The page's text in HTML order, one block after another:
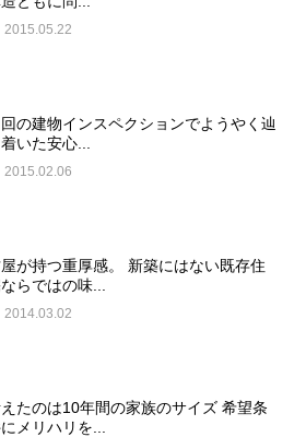
2015.05.22
回の建物インスペクションでようやく辿
いた安心...
2015.02.06
が持つ重厚感。 新築にはない既存住
らではの味...
2014.03.02
たのは10年間の家族のサイズ 希望条
メリハリを...